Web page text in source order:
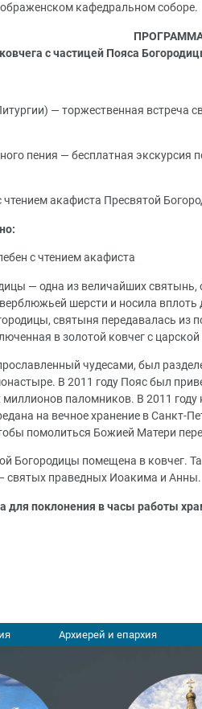
кафедральном соборе.
с частицей Пояса
— торжественная встреча
пения — бесплатная
акафиста Пресвятой
с чтением акафиста
— одна из величайших
шерсти и носила
святыня передавалась из
в золотой ковчег с
чудесами, был
В 2011 году Пояс был
миллионов паломников. В 2011
на вечное хранение в Санкт-
помолиться Божией Матери
Богородицы помещена в ковчег.
святых праведных Иоакима и Анны.
для поклонения в часы работы
Архиерей и епархия